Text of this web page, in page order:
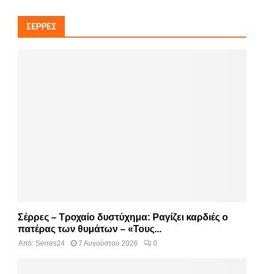
ΣΈΡΡΕΣ
Σέρρες – Τροχαίο δυστύχημα: Ραγίζει καρδιές ο
πατέρας των θυμάτων – «Τους...
Από: Serres24 7 Αυγούστου 2026 0